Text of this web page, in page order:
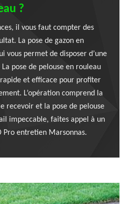
?
il vous faut compter des
La pose de gazon en
vous permet de disposer d’une
pose de pelouse en rouleau
et efficace pour profiter
L’opération comprend la
recevoir et la pose de pelouse
impeccable, faites appel à un
Pro entretien Marsonnas.